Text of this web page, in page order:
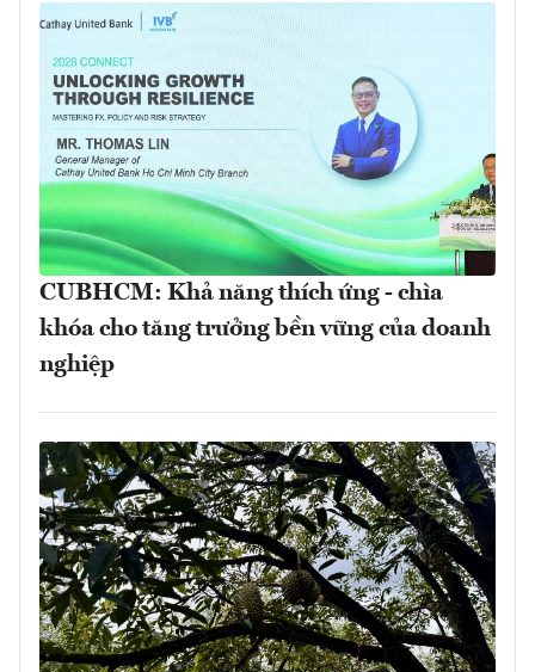
CUBHCM: Khả năng thích ứng - chìa
khóa cho tăng trưởng bền vững của doanh
nghiệp